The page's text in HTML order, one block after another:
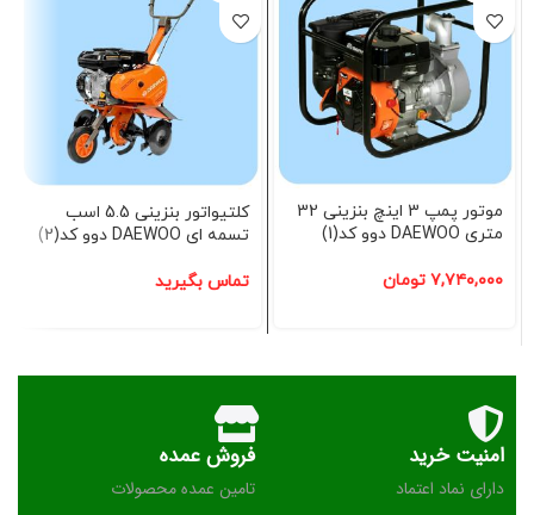
موتور پمپ 3 اینچ بنزینی 32
متری DAEWOO دوو کد(1)
۷,۷۴۰,۰۰۰ تومان
کلتیواتور بنزینی 5.5 اسب
تسمه ای DAEWOO دوو کد(2)
تماس بگیرید
امنیت خرید
دارای نماد اعتماد
فروش عمده
تامین عمده محصولات